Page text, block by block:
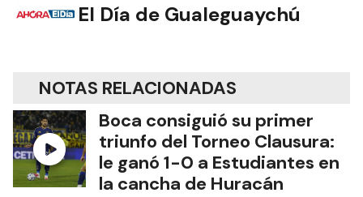
El Día de Gualeguaychú
NOTAS RELACIONADAS
Boca consiguió su primer
triunfo del Torneo Clausura:
le ganó 1-0 a Estudiantes en
la cancha de Huracán